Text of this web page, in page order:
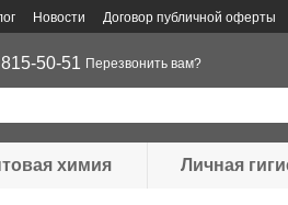
Новости Договор публичной оферты
50-51 Перезвонить вам?
химия Личная